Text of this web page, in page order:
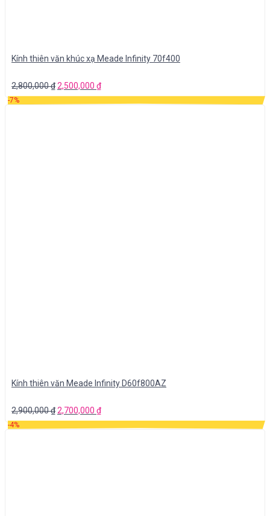
Kính thiên văn khúc xạ Meade Infinity 70f400
2,800,000₫2,500,000 ₫
-7%
Kính thiên văn Meade Infinity D60f800AZ
2,900,000₫2,700,000 ₫
-4%